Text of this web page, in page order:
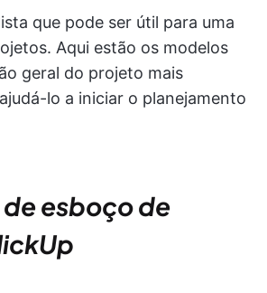
que pode ser útil para uma
Aqui estão os modelos
geral do projeto mais
lo a iniciar o planejamento
de esboço de